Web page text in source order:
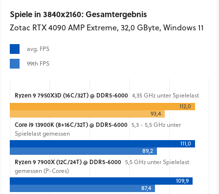
Spiele in 3840x2160: Gesamtergebnis
Zotac RTX 4090 AMP Extreme, 32,0 GByte, Windows 11
avg. FPS
99th FPS
Ryzen 9 7950X3D (16C/32T) @ DDR5-6000 4,35 GHz unter Spielelast
112,0
93,4
Core i9 13900K (8+16C/32T) @ DDR5-6000 5,3 - 5,5 GHz unter
Spielelast gemessen
111,0
89,2
Ryzen 9 7900X (12C/24T) @ DDR5-6000 5,5 GHz unter Spielelast
gemessen (P-Cores)
109,9
87,4